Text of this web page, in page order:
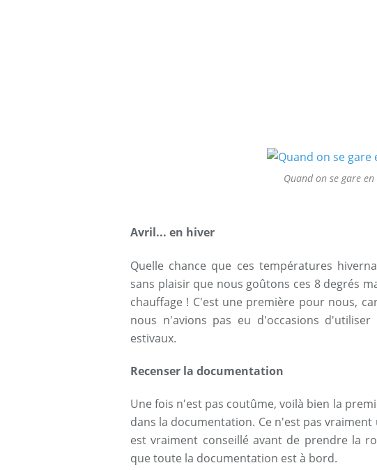
Quand on se gare en
Avril... en hiver
Quelle chance que ces températures
sans plaisir que nous goûtons ces 8 degrés
chauffage ! C'est une première pour nous,
nous n'avions pas eu d'occasions
estivaux.
Recenser la documentation
Une fois n'est pas coutûme, voilà bien la
dans la documentation. Ce n'est pas
est vraiment conseillé avant de prendre la
que toute la documentation est à bord.